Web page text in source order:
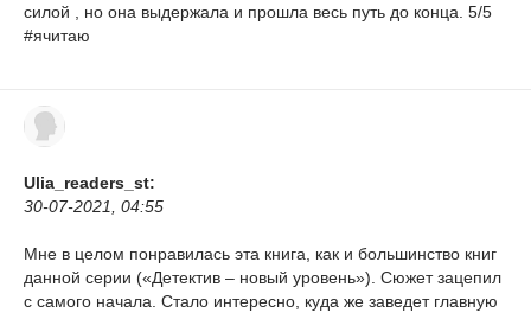
силой , но она выдержала и прошла весь путь до конца. 5/5
#ячитаю
Ulia_readers_st:
30-07-2021, 04:55
Мне в целом понравилась эта книга, как и большинство книг
данной серии («Детектив – новый уровень»). Сюжет зацепил
с самого начала. Стало интересно, куда же заведет главную